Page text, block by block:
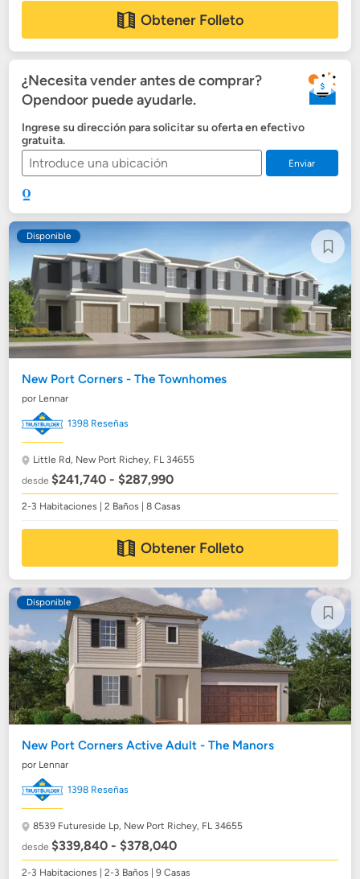
Obtener Folleto
¿Necesita vender antes de comprar?
Opendoor puede ayudarle.
Ingrese su dirección para solicitar su oferta en efectivo
gratuita.
Enviar
Disponible
New Port Corners - The Townhomes
por Lennar
1398 Reseñas
Little Rd, New Port Richey, FL 34655
desde$241,740 - $287,990
2-3 Habitaciones | 2 Baños | 8 Casas
Obtener Folleto
Disponible
New Port Corners Active Adult - The Manors
por Lennar
1398 Reseñas
8539 Futureside Lp, New Port Richey, FL 34655
desde$339,840 - $378,040
2-3 Habitaciones | 2-3 Baños | 9 Casas